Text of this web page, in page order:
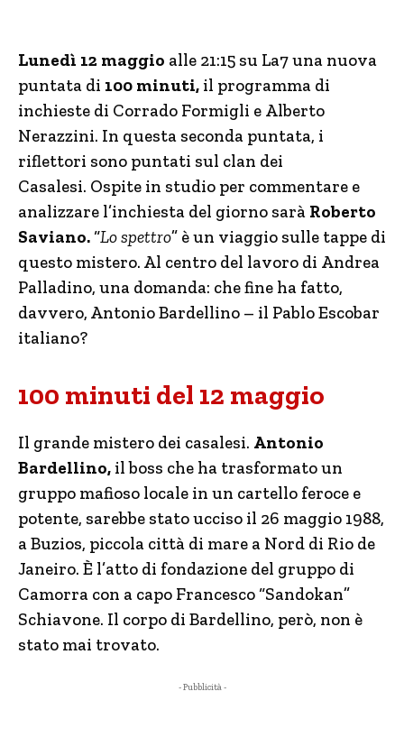
Lunedì 12 maggio alle 21:15 su La7 una nuova
puntata di 100 minuti, il programma di
inchieste di Corrado Formigli e Alberto
Nerazzini. In questa seconda puntata, i
riflettori sono puntati sul clan dei
Casalesi. Ospite in studio per commentare e
analizzare l’inchiesta del giorno sarà Roberto
Saviano.“Lo spettro” è un viaggio sulle tappe di
questo mistero. Al centro del lavoro di Andrea
Palladino, una domanda: che fine ha fatto,
davvero, Antonio Bardellino – il Pablo Escobar
italiano?
100 minuti del 12 maggio
Il grande mistero dei casalesi. Antonio
Bardellino, il boss che ha trasformato un
gruppo mafioso locale in un cartello feroce e
potente, sarebbe stato ucciso il 26 maggio 1988,
a Buzios, piccola città di mare a Nord di Rio de
Janeiro. È l’atto di fondazione del gruppo di
Camorra con a capo Francesco “Sandokan”
Schiavone. Il corpo di Bardellino, però, non è
stato mai trovato.
- Pubblicità -